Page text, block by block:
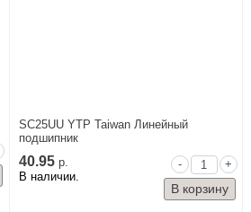
SC25UU YTP Taiwan Линейный
подшипник
40.95 р.
В наличии.
- +